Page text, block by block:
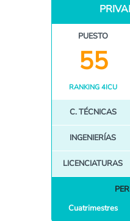
PUESTO
55
RANKING 4ICU
C. TÉCNICAS
INGENIERÍAS
LICENCIATURAS
Cuatrimestres